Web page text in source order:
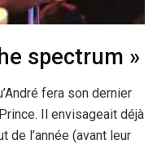
spectrum »
fera son dernier
Il envisageait déjà
de l’année (avant leur